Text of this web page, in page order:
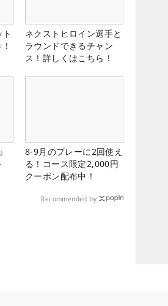
ネクストヒロイン選手と
ラウンドできるチャン
ス！詳しくはこちら！
8-9月のプレーに2回使え
る！コース限定2,000円
クーポン配布中！
Recommended by